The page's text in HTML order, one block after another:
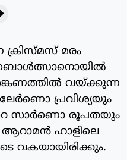
മരം
ബൊള്‍ത്സാനൊയില്‍
വയ്ക്കുന്ന
പ്രവിശ്യയും
സാര്‍ണൊ രൂപതയും
ഹാളിലെ
വകയായിരിക്കും.